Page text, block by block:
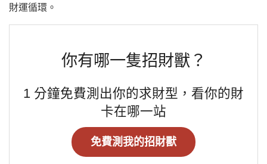
財運循環。
你有哪一隻招財獸？
1 分鐘免費測出你的求財型，看你的財
卡在哪一站
免費測我的招財獸